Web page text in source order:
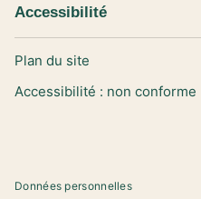
Accessibilité
Plan du site
Accessibilité : non conforme
Données personnelles